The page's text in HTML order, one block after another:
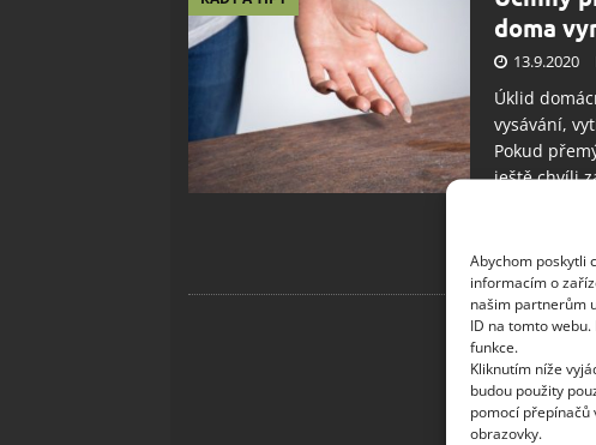
Abychom poskytli
informacím o
našim partnerům
ID na tomto
funkce.
Kliknutím níže
budou použity
pomocí přepínačů
obrazovky.
doma
13.9.2020
Úklid
vysávání,
Pokud
ještě chvíli
nějakou tu
hlavně
nábytku